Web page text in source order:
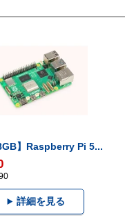
】Raspberry Pi 5...
詳細を見る